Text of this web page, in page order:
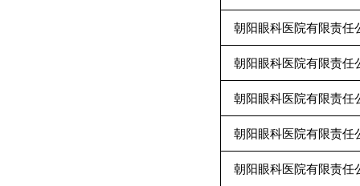
朝阳眼科医院有限责任
朝阳眼科医院有限责任
朝阳眼科医院有限责任
朝阳眼科医院有限责任
朝阳眼科医院有限责任